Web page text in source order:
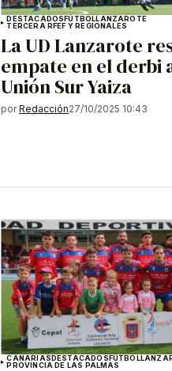
DESTACADOSFÚTBOLLANZAROTE
TERCERA RFEF Y REGIONALES
La UD Lanzarote
empate en el derbi
Unión Sur Yaiza
por Redacción27/10/2025 10:43
CANARIAS DESTACADOS FÚTBOL
PROVINCIA DE LAS PALMAS